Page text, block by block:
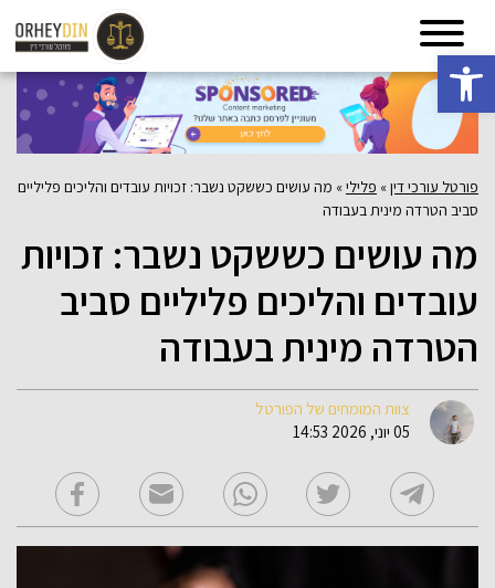
פתח סרגל נגישות
פורטל עורכי דין» פלילי» מה עושים כששקט נשבר: זכויות עובדים והליכים פליליים
סביב הטרדה מינית בעבודה
מה עושים כששקט נשבר: זכויות
עובדים והליכים פליליים סביב
הטרדה מינית בעבודה
צוות המומחים של הפורטל
05 יוני, 2026 14:53